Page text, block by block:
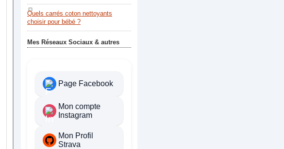
Quels carrés coton nettoyants
choisir pour bébé ?
Mes Réseaux Sociaux & autres
Page Facebook
Mon compte
Instagram
Mon Profil
Strava